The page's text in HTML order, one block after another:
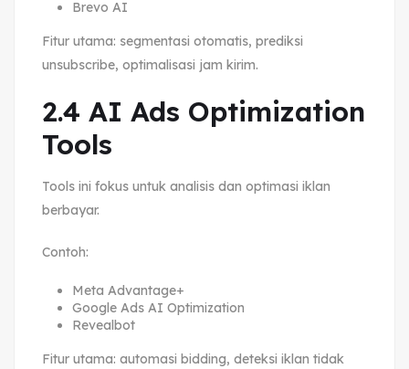
Brevo AI
Fitur utama: segmentasi otomatis, prediksi
unsubscribe, optimalisasi jam kirim.
2.4 AI Ads Optimization
Tools
Tools ini fokus untuk analisis dan optimasi iklan
berbayar.
Contoh:
Meta Advantage+
Google Ads AI Optimization
Revealbot
Fitur utama: automasi bidding, deteksi iklan tidak